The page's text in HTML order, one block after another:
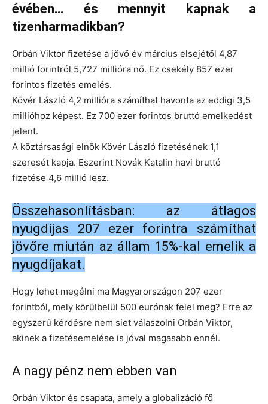
évében… és mennyit kapnak a
tizenharmadikban?
Orbán Viktor fizetése a jövő év március elsejétől 4,87
millió forintról 5,727 millióra nő. Ez csekély 857 ezer
forintos fizetés emelés.
Kövér László 4,2 millióra számíthat havonta az eddigi 3,5
millióhoz képest. Ez 700 ezer forintos bruttó emelkedést
jelent.
A köztársasági elnök Kövér László fizetésének 1,1
szeresét kapja. Eszerint Novák Katalin havi bruttó
fizetése 4,6 millió lesz.
Összehasonlításban: az átlagos
nyugdíjas 207 ezer forintra számíthat
jövőre miután az állam 15%-kal emelik a
nyugdíjakat.
Hogy lehet megélni ma Magyarországon 207 ezer
forintból, mely körülbelül 500 eurónak felel meg? Erre az
egyszerű kérdésre nem siet válaszolni Orbán Viktor,
akinek a fizetésemelése is jóval magasabb ennél.
A nagy pénz nem ebben van
Orbán Viktor és csapata, amely a globalizáció fő